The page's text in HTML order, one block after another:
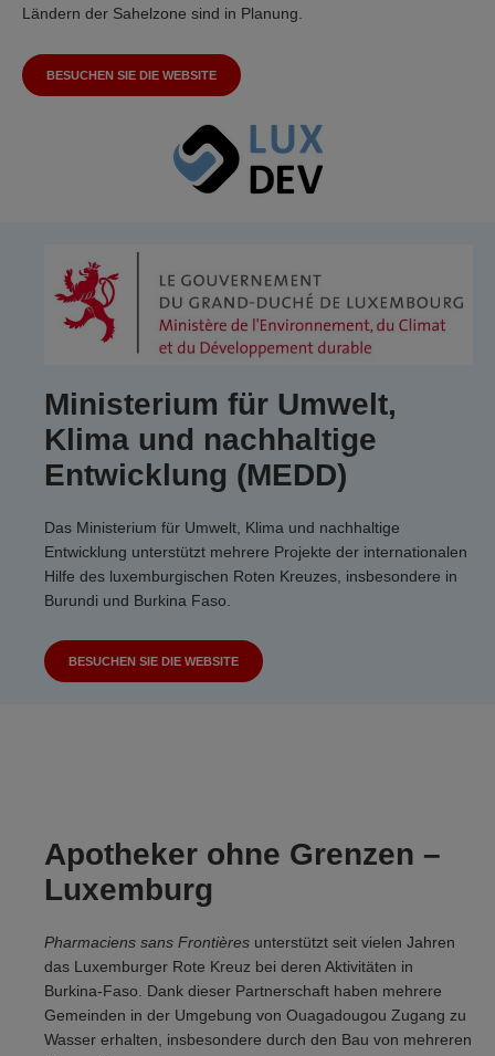
Ländern der Sahelzone sind in Planung.
BESUCHEN SIE DIE WEBSITE
Ministerium für Umwelt,
Klima und nachhaltige
Entwicklung (MEDD)
Das Ministerium für Umwelt, Klima und nachhaltige
Entwicklung unterstützt mehrere Projekte der internationalen
Hilfe des luxemburgischen Roten Kreuzes, insbesondere in
Burundi und Burkina Faso.
BESUCHEN SIE DIE WEBSITE
Apotheker ohne Grenzen –
Luxemburg
Pharmaciens sans Frontières unterstützt seit vielen Jahren
das Luxemburger Rote Kreuz bei deren Aktivitäten in
Burkina-Faso. Dank dieser Partnerschaft haben mehrere
Gemeinden in der Umgebung von Ouagadougou Zugang zu
Wasser erhalten, insbesondere durch den Bau von mehreren